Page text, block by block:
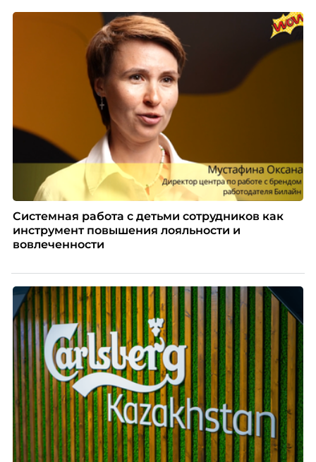
Системная работа с детьми сотрудников как
инструмент повышения лояльности и
вовлеченности